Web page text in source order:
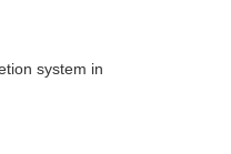
system in